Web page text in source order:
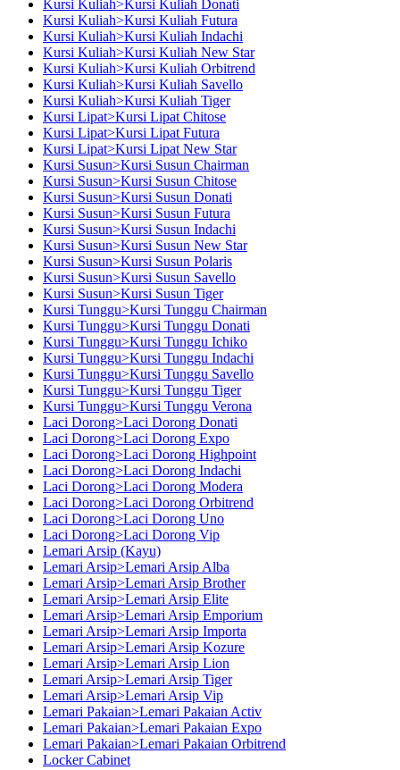
Kursi Kuliah>Kursi Kuliah Donati
Kursi Kuliah>Kursi Kuliah Futura
Kursi Kuliah>Kursi Kuliah Indachi
Kursi Kuliah>Kursi Kuliah New Star
Kursi Kuliah>Kursi Kuliah Orbitrend
Kursi Kuliah>Kursi Kuliah Savello
Kursi Kuliah>Kursi Kuliah Tiger
Kursi Lipat>Kursi Lipat Chitose
Kursi Lipat>Kursi Lipat Futura
Kursi Lipat>Kursi Lipat New Star
Kursi Susun>Kursi Susun Chairman
Kursi Susun>Kursi Susun Chitose
Kursi Susun>Kursi Susun Donati
Kursi Susun>Kursi Susun Futura
Kursi Susun>Kursi Susun Indachi
Kursi Susun>Kursi Susun New Star
Kursi Susun>Kursi Susun Polaris
Kursi Susun>Kursi Susun Savello
Kursi Susun>Kursi Susun Tiger
Kursi Tunggu>Kursi Tunggu Chairman
Kursi Tunggu>Kursi Tunggu Donati
Kursi Tunggu>Kursi Tunggu Ichiko
Kursi Tunggu>Kursi Tunggu Indachi
Kursi Tunggu>Kursi Tunggu Savello
Kursi Tunggu>Kursi Tunggu Tiger
Kursi Tunggu>Kursi Tunggu Verona
Laci Dorong>Laci Dorong Donati
Laci Dorong>Laci Dorong Expo
Laci Dorong>Laci Dorong Highpoint
Laci Dorong>Laci Dorong Indachi
Laci Dorong>Laci Dorong Modera
Laci Dorong>Laci Dorong Orbitrend
Laci Dorong>Laci Dorong Uno
Laci Dorong>Laci Dorong Vip
Lemari Arsip (Kayu)
Lemari Arsip>Lemari Arsip Alba
Lemari Arsip>Lemari Arsip Brother
Lemari Arsip>Lemari Arsip Elite
Lemari Arsip>Lemari Arsip Emporium
Lemari Arsip>Lemari Arsip Importa
Lemari Arsip>Lemari Arsip Kozure
Lemari Arsip>Lemari Arsip Lion
Lemari Arsip>Lemari Arsip Tiger
Lemari Arsip>Lemari Arsip Vip
Lemari Pakaian>Lemari Pakaian Activ
Lemari Pakaian>Lemari Pakaian Expo
Lemari Pakaian>Lemari Pakaian Orbitrend
Locker Cabinet